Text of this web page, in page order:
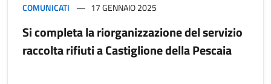
COMUNICATI 17 GENNAIO 2025
Si completa la riorganizzazione del servizio
raccolta rifiuti a Castiglione della Pescaia